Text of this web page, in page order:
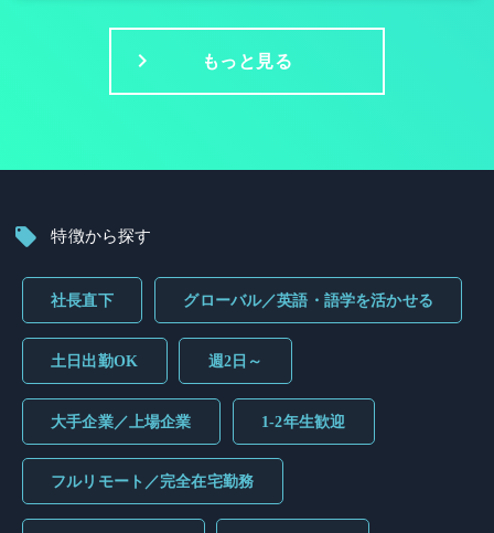
もっと見る
特徴から探す
社長直下 グローバル／英語・語学を活かせる
土日出勤OK 週2日～
大手企業／上場企業 1-2年生歓迎
フルリモート／完全在宅勤務